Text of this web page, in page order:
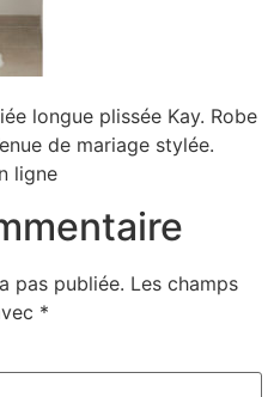
longue plissée Kay. Robe
de mariage stylée.
ligne
pas publiée. Les champs
*